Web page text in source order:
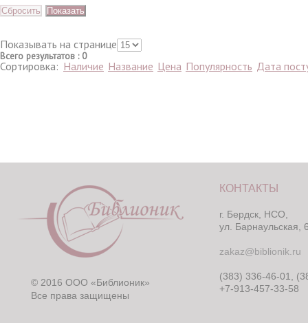
Сбросить Показать
Показывать на странице
Всего результатов : 0
Сортировка: Наличие Название Цена Популярность Дата
© 2016 ООО «Библионик»
Все права защищены
КОНТАКТЫ
г. Бердск, НСО,
ул. Барнаульская,
zakaz@biblionik.ru
(383) 336-46-01,
+7-913-457-33-58